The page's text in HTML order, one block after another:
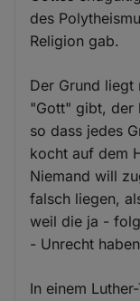
des
Religion gab.
Der Grund liegt
"Gott" gibt, der
so dass jedes
kocht auf dem
Niemand will
falsch liegen,
weil die ja -
- Unrecht
In einem